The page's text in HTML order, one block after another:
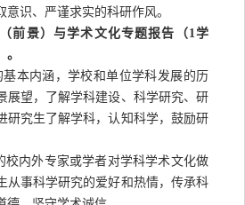
识、严谨求实的科研作风。
前景）与学术文化专题报告（1学
基本内涵，学校和单位学科发展的历
展望，了解学科建设、科学研究、研
研究生了解学科，认知科学，鼓励研
校内外专家或学者对学科学术文化做
从事科学研究的爱好和热情，传承科